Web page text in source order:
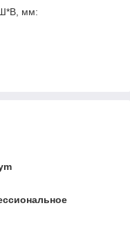
мм: